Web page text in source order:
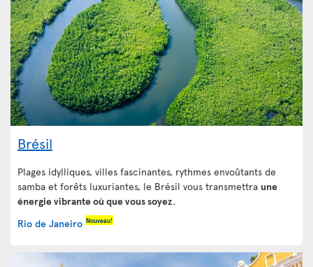
Brésil
Plages idylliques, villes fascinantes, rythmes envoûtants de
samba et forêts luxuriantes, le Brésil vous transmettra une
énergie vibrante où que vous soyez.
Rio de Janeiro Nouveau!